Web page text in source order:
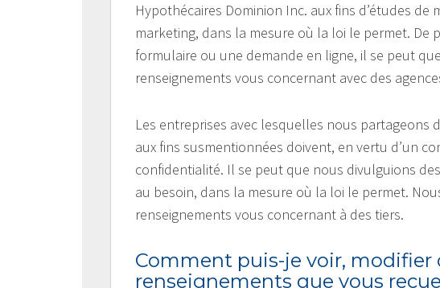
Hypothécaires Dominion Inc. aux fins d’études de
marketing, dans la mesure où la loi le permet. De
formulaire ou une demande en ligne, il se peut
renseignements vous concernant avec des
Les entreprises avec lesquelles nous partageons
aux fins susmentionnées doivent, en vertu d’un
confidentialité. Il se peut que nous divulguions
au besoin, dans la mesure où la loi le permet.
renseignements vous concernant à des tiers.
Comment puis-je voir, modifier
renseignements que vous